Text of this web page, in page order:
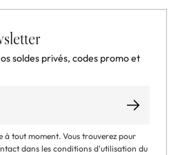
soldes privés, codes promo et
S’abonner
à tout moment. Vous trouverez pour
dans les conditions d'utilisation du